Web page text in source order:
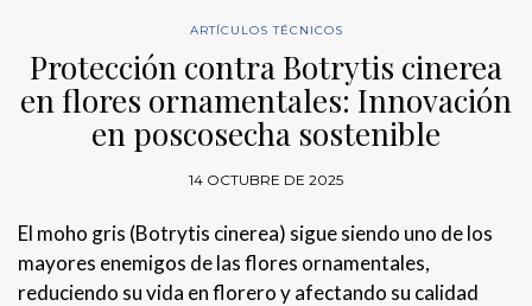
ARTÍCULOS TÉCNICOS
Protección contra Botrytis cinerea
en flores ornamentales: Innovación
en poscosecha sostenible
14 OCTUBRE DE 2025
El moho gris (Botrytis cinerea) sigue siendo uno de los
mayores enemigos de las flores ornamentales,
reduciendo su vida en florero y afectando su calidad